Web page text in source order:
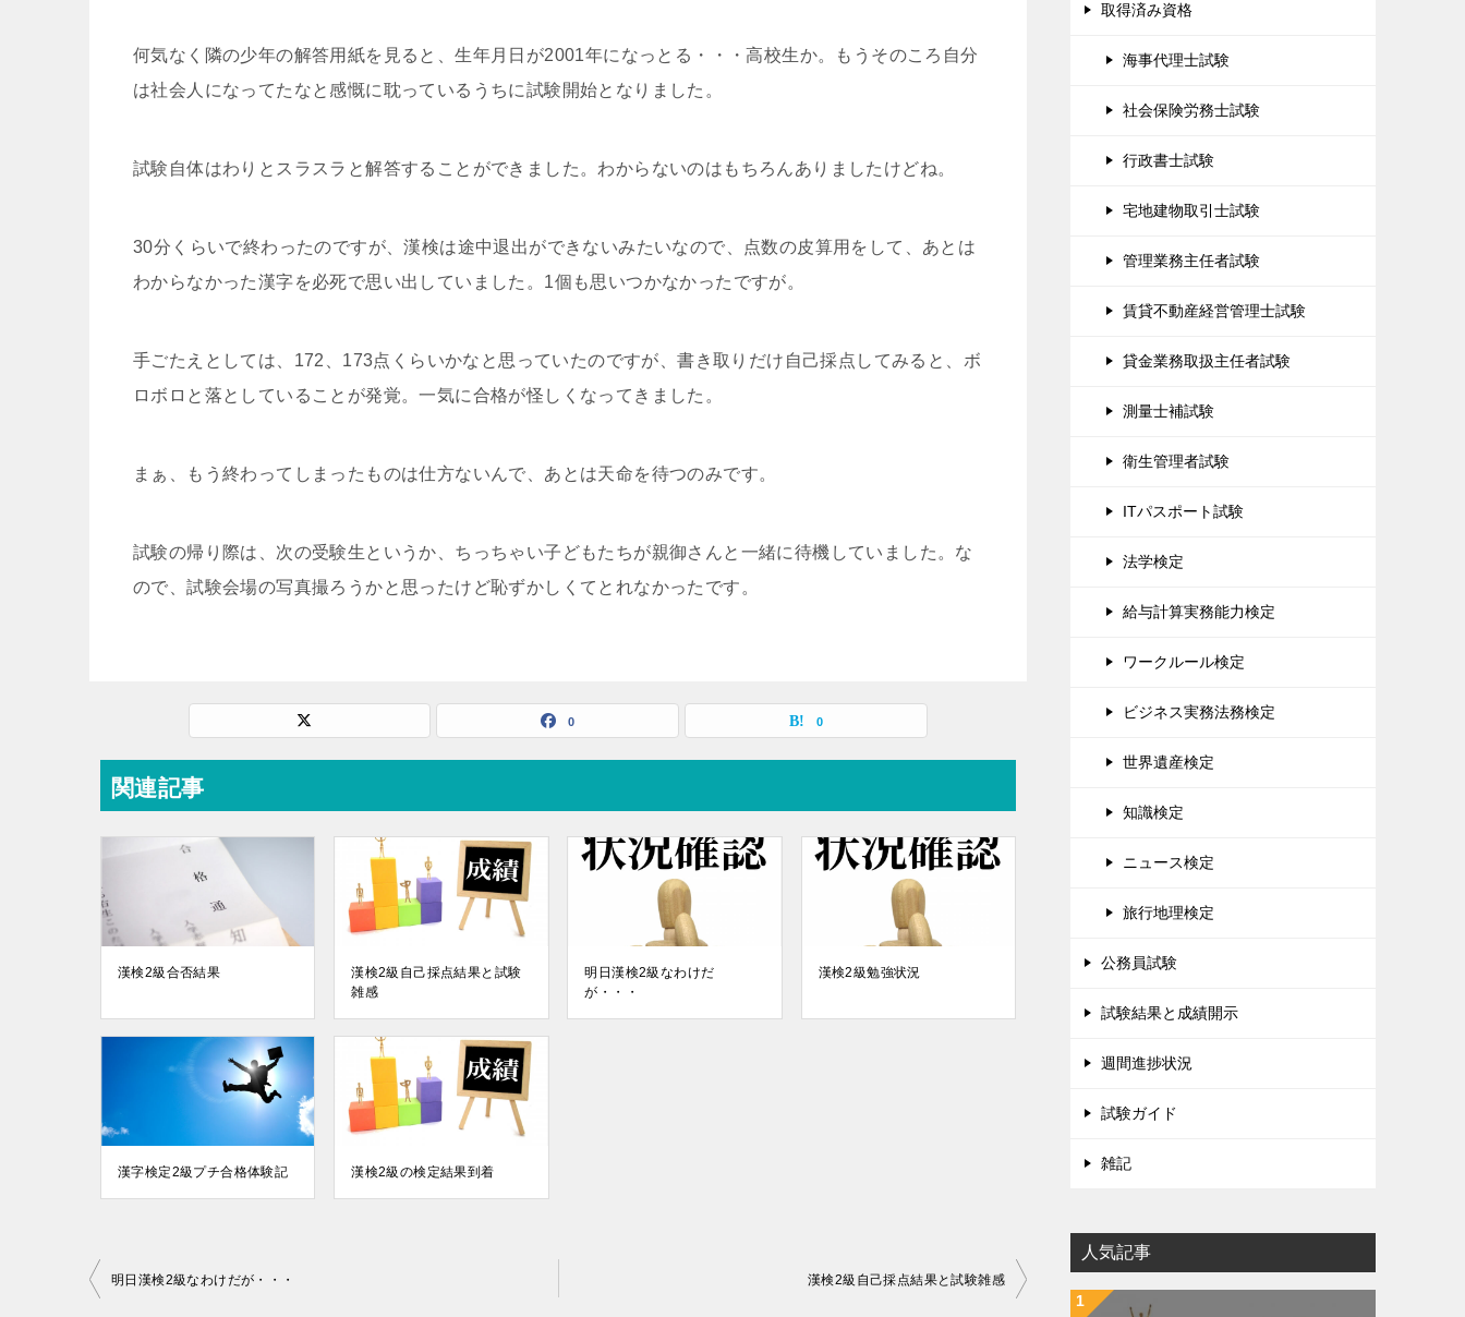
何気なく隣の少年の解答用紙を見ると、生年月日が2001年になっとる・・・高校生か。もうそのころ自分
は社会人になってたなと感慨に耽っているうちに試験開始となりました。
試験自体はわりとスラスラと解答することができました。わからないのはもちろんありましたけどね。
30分くらいで終わったのですが、漢検は途中退出ができないみたいなので、点数の皮算用をして、あとは
わからなかった漢字を必死で思い出していました。1個も思いつかなかったですが。
手ごたえとしては、172、173点くらいかなと思っていたのですが、書き取りだけ自己採点してみると、ボ
ロボロと落としていることが発覚。一気に合格が怪しくなってきました。
まぁ、もう終わってしまったものは仕方ないんで、あとは天命を待つのみです。
試験の帰り際は、次の受験生というか、ちっちゃい子どもたちが親御さんと一緒に待機していました。な
ので、試験会場の写真撮ろうかと思ったけど恥ずかしくてとれなかったです。
0 0
関連記事
漢検2級合否結果
漢検2級自己採点結果と試験
雑感
明日漢検2級なわけだ
が・・・
漢検2級勉強状況
漢字検定2級プチ合格体験記 漢検2級の検定結果到着
投明日漢検2級なわけだが・・・ 漢検2級自己採点結果と試験雑感
取得済み資格
海事代理士試験
社会保険労務士試験
行政書士試験
宅地建物取引士試験
管理業務主任者試験
賃貸不動産経営管理士試験
貸金業務取扱主任者試験
測量士補試験
衛生管理者試験
ITパスポート試験
法学検定
給与計算実務能力検定
ワークルール検定
ビジネス実務法務検定
世界遺産検定
知識検定
ニュース検定
旅行地理検定
公務員試験
試験結果と成績開示
週間進捗状況
試験ガイド
雑記
人気記事